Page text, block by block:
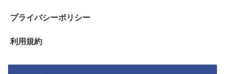
プライバシーポリシー
利用規約